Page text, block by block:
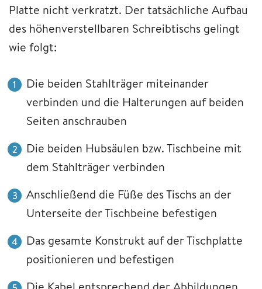
Platte nicht verkratzt. Der tatsächliche Aufbau
des höhenverstellbaren Schreibtischs gelingt
wie folgt:
Die beiden Stahlträger miteinander
verbinden und die Halterungen auf beiden
Seiten anschrauben
Die beiden Hubsäulen bzw. Tischbeine mit
dem Stahlträger verbinden
Anschließend die Füße des Tischs an der
Unterseite der Tischbeine befestigen
Das gesamte Konstrukt auf der Tischplatte
positionieren und befestigen